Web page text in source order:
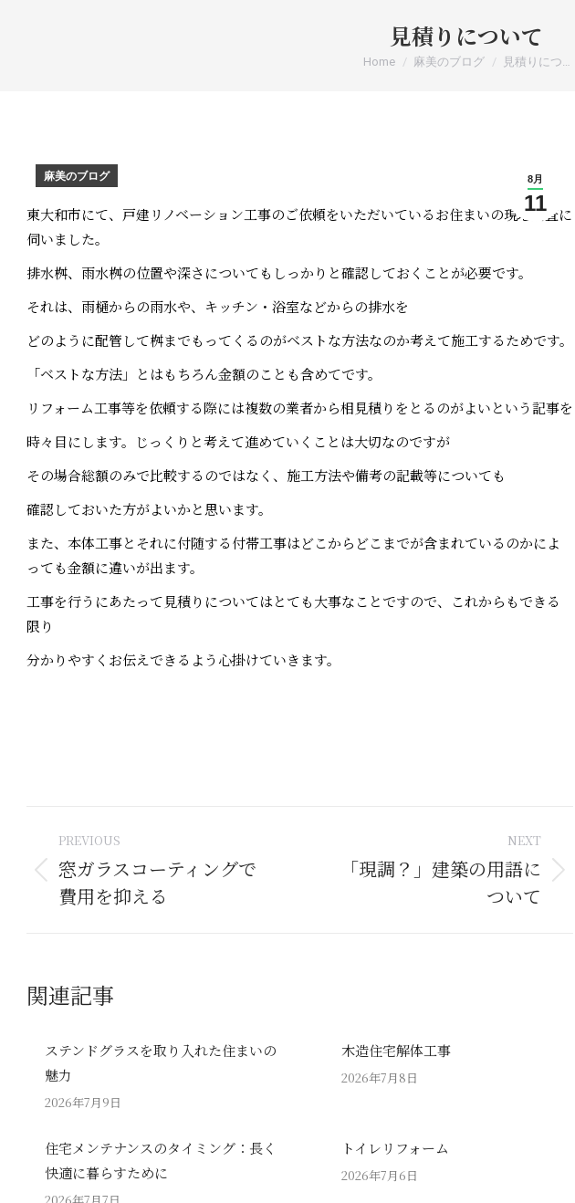
見積りについて
You are here:
Home 麻美のブログ 見積りにつ…
8月
11
麻美のブログ
東大和市にて、戸建リノベーション工事のご依頼をいただいているお住まいの現地調査に
伺いました。
排水桝、雨水桝の位置や深さについてもしっかりと確認しておくことが必要です。
それは、雨樋からの雨水や、キッチン・浴室などからの排水を
どのように配管して桝までもってくるのがベストな方法なのか考えて施工するためです。
「ベストな方法」とはもちろん金額のことも含めてです。
リフォーム工事等を依頼する際には複数の業者から相見積りをとるのがよいという記事を
時々目にします。じっくりと考えて進めていくことは大切なのですが
その場合総額のみで比較するのではなく、施工方法や備考の記載等についても
確認しておいた方がよいかと思います。
また、本体工事とそれに付随する付帯工事はどこからどこまでが含まれているのかによ
っても金額に違いが出ます。
工事を行うにあたって見積りについてはとても大事なことですので、これからもできる
限り
分かりやすくお伝えできるよう心掛けていきます。
Post
navigation
PREVIOUS
Previous
post:
窓ガラスコーティングで
費用を抑える
NEXT
「現調？」建築の用語に
ついて
関連記事
ステンドグラスを取り入れた住まいの
魅力
2026年7月9日
木造住宅解体工事
2026年7月8日
住宅メンテナンスのタイミング：長く
快適に暮らすために
トイレリフォーム
2026年7月6日